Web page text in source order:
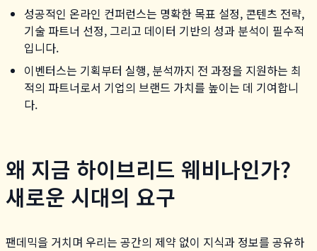
성공적인 온라인 컨퍼런스는 명확한 목표 설정, 콘텐츠 전략,
기술 파트너 선정, 그리고 데이터 기반의 성과 분석이 필수적
입니다.
이벤터스는 기획부터 실행, 분석까지 전 과정을 지원하는 최
적의 파트너로서 기업의 브랜드 가치를 높이는 데 기여합니
다.
왜 지금 하이브리드 웨비나인가?
새로운 시대의 요구
팬데믹을 거치며 우리는 공간의 제약 없이 지식과 정보를 공유하